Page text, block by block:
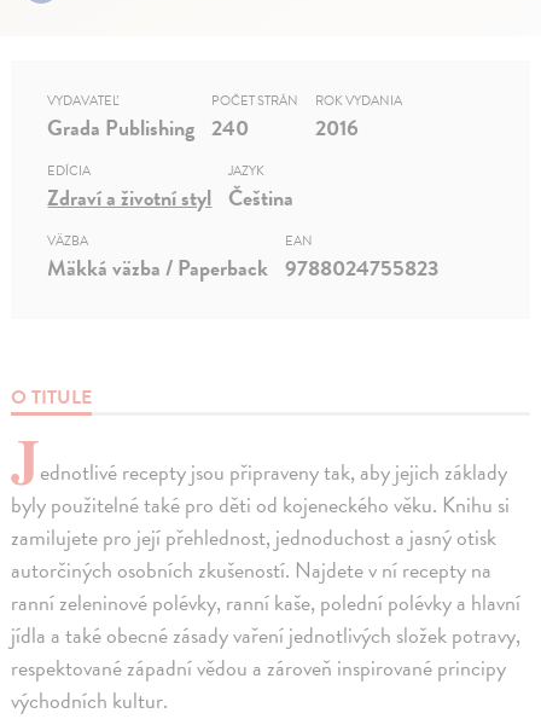
O TITULE
Jednotlivé recepty jsou připraveny tak, aby jejich základy
byly použitelné také pro děti od kojeneckého věku. Knihu si
zamilujete pro její přehlednost, jednoduchost a jasný otisk
autorčiných osobních zkušeností. Najdete v ní recepty na
ranní zeleninové polévky, ranní kaše, polední polévky a hlavní
jídla a také obecné zásady vaření jednotlivých složek potravy,
respektované západní vědou a zároveň inspirované principy
východních kultur.
VYDAVATEĽ
Grada Publishing
POČET STRÁN
240
ROK VYDANIA
2016
EDÍCIA
Zdraví a životní styl
JAZYK
Čeština
VÄZBA
Mäkká väzba / Paperback
EAN
9788024755823